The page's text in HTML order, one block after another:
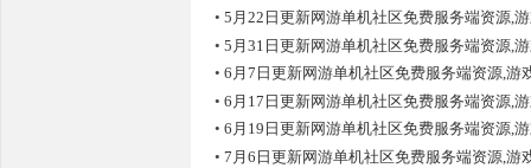
• 5月22日更新网游单机社区免费服务端资源,
• 5月31日更新网游单机社区免费服务端资源,
• 6月7日更新网游单机社区免费服务端资源,游
• 6月17日更新网游单机社区免费服务端资源,
• 6月19日更新网游单机社区免费服务端资源,
• 7月6日更新网游单机社区免费服务端资源,游